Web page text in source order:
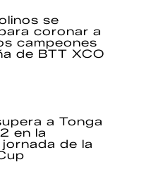
se
coronar a
campeones
de BTT XCO
a Tonga
en la
de la